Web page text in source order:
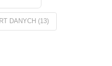
DANYCH(13)